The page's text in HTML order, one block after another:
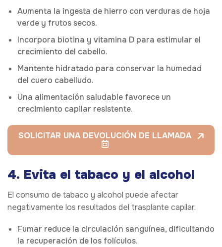
Aumenta la ingesta de hierro con verduras de hoja
verde y frutos secos.
Incorpora biotina y vitamina D para estimular el
crecimiento del cabello.
Mantente hidratado para conservar la humedad
del cuero cabelludo.
Una alimentación saludable favorece un
crecimiento capilar resistente.
SOLICITAR UNA DEVOLUCIÓN DE LLAMADA
4. Evita el tabaco y el alcohol
El consumo de tabaco y alcohol puede afectar
negativamente los resultados del trasplante capilar.
Fumar reduce la circulación sanguínea, dificultando
la recuperación de los folículos.